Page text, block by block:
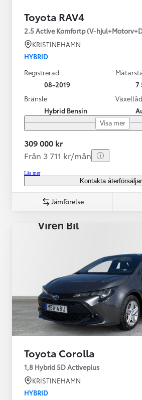
Toyota RAV4
2.5 Active Komfortp (V-
KRISTINEHAMN
HYBRID
Registrerad
08-2019
7
Bränsle
Hybrid Bensin
Visa mer
309 000 kr
Från 3 711 kr/mån
Läs mer
Kontakta
Jämförelse
Toyota Corolla
1,8 Hybrid 5D Activeplus
KRISTINEHAMN
HYBRID